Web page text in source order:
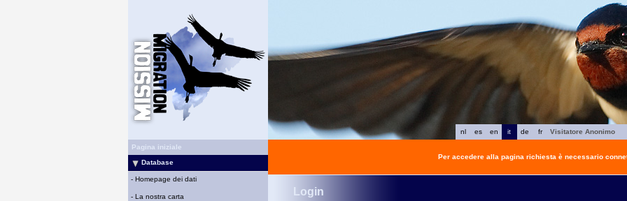
fr
de
it
en
es
nl
Visitatore Anonimo
Pagina iniziale
Database
- Homepage dei dati
- La nostra carta
Per accedere alla pagina richiesta è necessario
Login